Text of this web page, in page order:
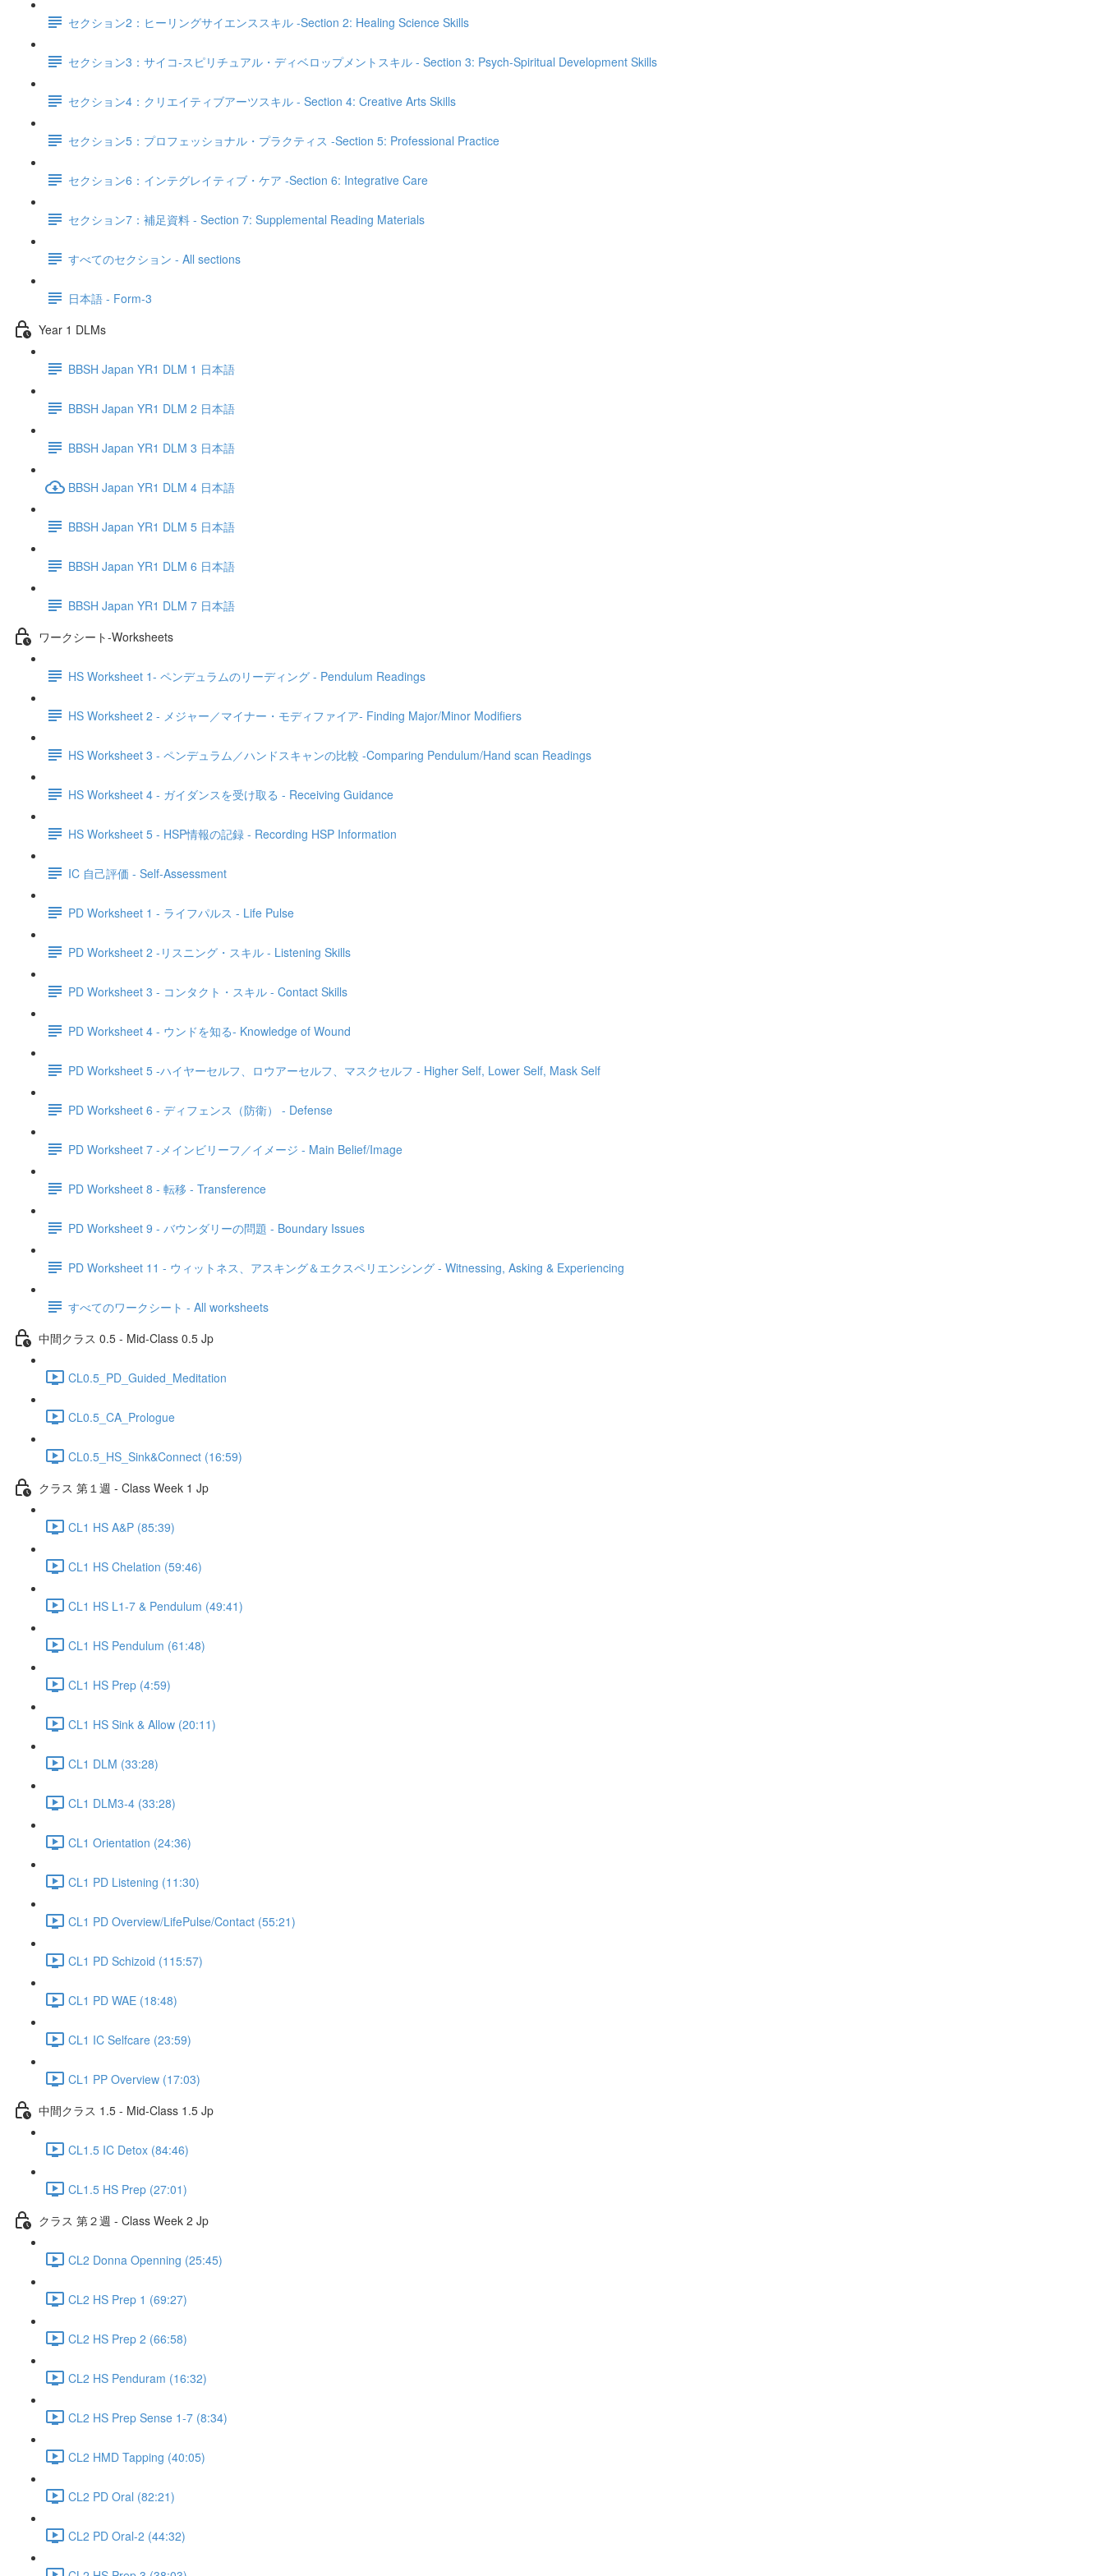
セクション2：ヒーリングサイエンススキル -Section 2: Healing Science Skills
セクション3：サイコ‐スピリチュアル・ディベロップメントスキル - Section 3: Psych-Spiritual Development Skills
セクション4：クリエイティブアーツスキル - Section 4: Creative Arts Skills
セクション5：プロフェッショナル・プラクティス -Section 5: Professional Practice
セクション6：インテグレイティブ・ケア -Section 6: Integrative Care
セクション7：補足資料 - Section 7: Supplemental Reading Materials
すべてのセクション - All sections
日本語 - Form-3
Year 1 DLMs
BBSH Japan YR1 DLM 1 日本語
BBSH Japan YR1 DLM 2 日本語
BBSH Japan YR1 DLM 3 日本語
BBSH Japan YR1 DLM 4 日本語
BBSH Japan YR1 DLM 5 日本語
BBSH Japan YR1 DLM 6 日本語
BBSH Japan YR1 DLM 7 日本語
ワークシート-Worksheets
HS Worksheet 1- ペンデュラムのリーディング - Pendulum Readings
HS Worksheet 2 - メジャー／マイナー・モディファイア- Finding Major/Minor Modifiers
HS Worksheet 3 - ペンデュラム／ハンドスキャンの比較 -Comparing Pendulum/Hand scan Readings
HS Worksheet 4 - ガイダンスを受け取る - Receiving Guidance
HS Worksheet 5 - HSP情報の記録 - Recording HSP Information
IC 自己評価 - Self-Assessment
PD Worksheet 1 - ライフパルス - Life Pulse
PD Worksheet 2 -リスニング・スキル - Listening Skills
PD Worksheet 3 - コンタクト・スキル - Contact Skills
PD Worksheet 4 - ウンドを知る- Knowledge of Wound
PD Worksheet 5 -ハイヤーセルフ、ロウアーセルフ、マスクセルフ - Higher Self, Lower Self, Mask Self
PD Worksheet 6 - ディフェンス（防衛） - Defense
PD Worksheet 7 -メインビリーフ／イメージ - Main Belief/Image
PD Worksheet 8 - 転移 - Transference
PD Worksheet 9 - バウンダリーの問題 - Boundary Issues
PD Worksheet 11 - ウィットネス、アスキング＆エクスペリエンシング - Witnessing, Asking & Experiencing
すべてのワークシート - All worksheets
中間クラス 0.5 - Mid-Class 0.5 Jp
CL0.5_PD_Guided_Meditation
CL0.5_CA_Prologue
CL0.5_HS_Sink&Connect (16:59)
クラス 第１週 - Class Week 1 Jp
CL1 HS A&P (85:39)
CL1 HS Chelation (59:46)
CL1 HS L1-7 & Pendulum (49:41)
CL1 HS Pendulum (61:48)
CL1 HS Prep (4:59)
CL1 HS Sink & Allow (20:11)
CL1 DLM (33:28)
CL1 DLM3-4 (33:28)
CL1 Orientation (24:36)
CL1 PD Listening (11:30)
CL1 PD Overview/LifePulse/Contact (55:21)
CL1 PD Schizoid (115:57)
CL1 PD WAE (18:48)
CL1 IC Selfcare (23:59)
CL1 PP Overview (17:03)
中間クラス 1.5 - Mid-Class 1.5 Jp
CL1.5 IC Detox (84:46)
CL1.5 HS Prep (27:01)
クラス 第２週 - Class Week 2 Jp
CL2 Donna Openning (25:45)
CL2 HS Prep 1 (69:27)
CL2 HS Prep 2 (66:58)
CL2 HS Penduram (16:32)
CL2 HS Prep Sense 1-7 (8:34)
CL2 HMD Tapping (40:05)
CL2 PD Oral (82:21)
CL2 PD Oral-2 (44:32)